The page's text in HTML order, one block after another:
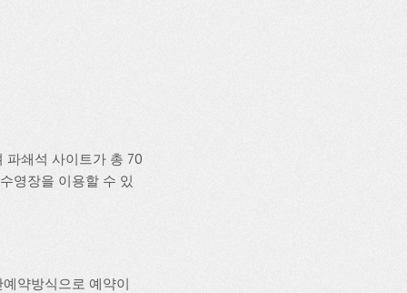
파쇄석 사이트가 총 70
영장을 이용할 수 있
약방식으로 예약이